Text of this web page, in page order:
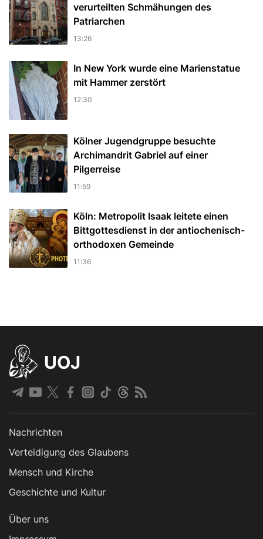
verurteilten Schmähungen des
Patriarchen
13:26
In New York wurde eine Marienstatue
mit Hammer zerstört
12:30
Kölner Jugendgruppe besuchte
Archimandrit Gabriel auf einer
Pilgerreise
11:59
Köln: Metropolit Isaak leitete einen
Bittgottesdienst in der antiochenisch-
orthodoxen Gemeinde
11:36
UOJ
Nachrichten
Verteidigung des Glaubens
Mensch und Kirche
Geschichte und Kultur
Über uns